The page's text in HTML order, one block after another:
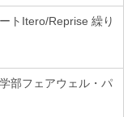
トItero/Reprise 繰り
部フェアウェル・パ